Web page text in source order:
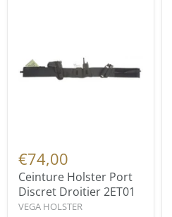
€74,00
Ceinture Holster Port
Discret Droitier 2ET01
VEGA HOLSTER